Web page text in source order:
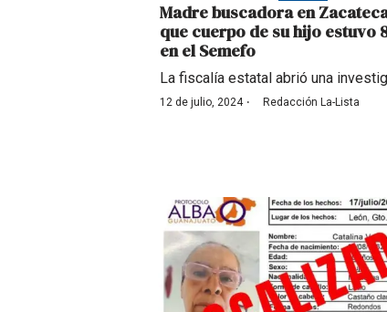
Madre buscadora en
que cuerpo de su hijo estuvo
en el Semefo
La fiscalía estatal abrió una
12 de julio, 2024· Redacción La-Lista